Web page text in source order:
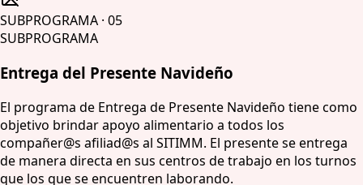
SUBPROGRAMA · 05
SUBPROGRAMA
Entrega del Presente Navideño
El programa de Entrega de Presente Navideño tiene como
objetivo brindar apoyo alimentario a todos los
compañer@s afiliad@s al SITIMM. El presente se entrega
de manera directa en sus centros de trabajo en los turnos
que los que se encuentren laborando.